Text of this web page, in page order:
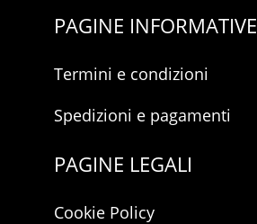
PAGINE INFORMATIVE
Termini e condizioni
Spedizioni e pagamenti
PAGINE LEGALI
Cookie Policy